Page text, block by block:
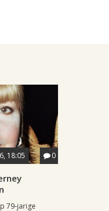
18:05 0
79-jarige